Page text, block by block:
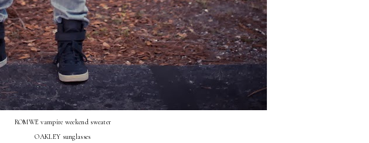
ROMWE vampire weekend sweater
OAKLEY sunglasses